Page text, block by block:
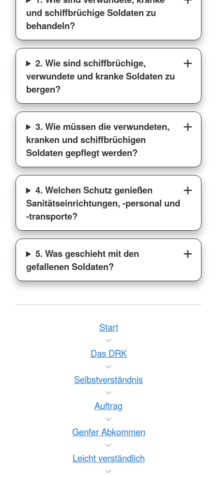
und schiffbrüchige Soldaten zu
behandeln?
2. Wie sind schiffbrüchige,
verwundete und kranke Soldaten zu
bergen?
3. Wie müssen die verwundeten,
kranken und schiffbrüchigen
Soldaten gepflegt werden?
4. Welchen Schutz genießen
Sanitätseinrichtungen, -personal und
-transporte?
5. Was geschieht mit den
gefallenen Soldaten?
Start
Das DRK
Selbstverständnis
Auftrag
Genfer Abkommen
Leicht verständlich